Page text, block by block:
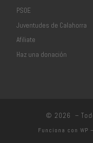
PSOE
Juventudes de Calahorra
Afiliate
Haz una donación
© 2026 –
Funciona con WP